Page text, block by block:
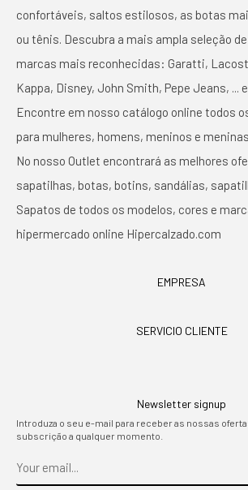
confortáveis, saltos estilosos, as botas
ou tênis. Descubra a mais ampla seleção
marcas mais reconhecidas: Garatti,
Kappa, Disney, John Smith, Pepe Jeans, ...
Encontre em nosso catálogo online todos
para mulheres, homens, meninos e
No nosso Outlet encontrará as melhores
sapatilhas, botas, botins, sandálias,
Sapatos de todos os modelos, cores e
hipermercado online Hipercalzado.com
EMPRESA
SERVICIO CLIENTE
Newsletter signup
Introduza o seu e-mail para receber as nossas
subscrição a qualquer momento.